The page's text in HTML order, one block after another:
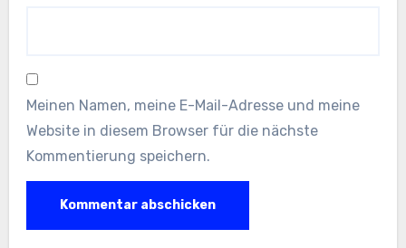
Meinen Namen, meine E-Mail-Adresse und meine
Website in diesem Browser für die nächste
Kommentierung speichern.